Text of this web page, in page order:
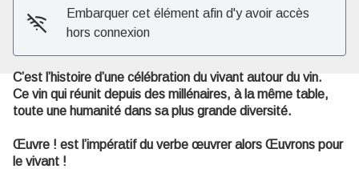
Embarquer cet élément afin d'y avoir accès
hors connexion
C’est l’histoire d’une célébration du vivant autour du vin.
Ce vin qui réunit depuis des millénaires, à la même table,
toute une humanité dans sa plus grande diversité.
Œuvre ! est l’impératif du verbe œuvrer alors Œuvrons pour
le vivant !